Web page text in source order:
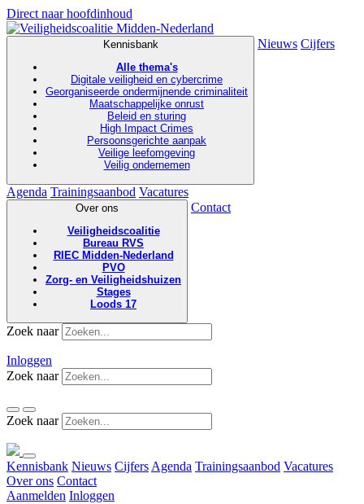
Direct naar hoofdinhoud
Kennisbank
Alle thema's
Digitale veiligheid en cybercrime
Georganiseerde ondermijnende criminaliteit
Maatschappelijke onrust
Beleid en sturing
High Impact Crimes
Persoonsgerichte aanpak
Veilige leefomgeving
Veilig ondernemen
Nieuws Cijfers
Agenda Trainingsaanbod Vacatures
Over ons
Veiligheidscoalitie
Bureau RVS
RIEC Midden-Nederland
PVO
Zorg- en Veiligheidshuizen
Stages
Loods 17
Contact
Zoek naar
Inloggen
Zoek naar
Zoek naar
Kennisbank Nieuws Cijfers Agenda Trainingsaanbod Vacatures
Over ons Contact
Aanmelden Inloggen